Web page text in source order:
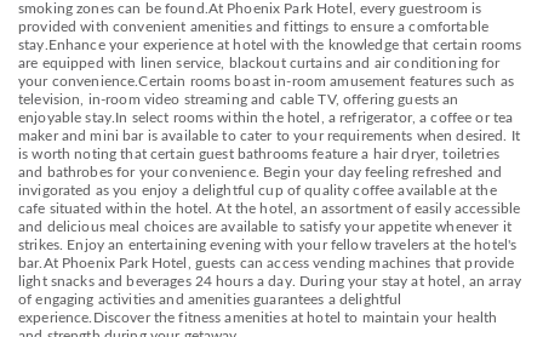
smoking zones can be found.At Phoenix Park Hotel, every guestroom is
provided with convenient amenities and fittings to ensure a comfortable
stay.Enhance your experience at hotel with the knowledge that certain rooms
are equipped with linen service, blackout curtains and air conditioning for
your convenience.Certain rooms boast in-room amusement features such as
television, in-room video streaming and cable TV, offering guests an
enjoyable stay.In select rooms within the hotel, a refrigerator, a coffee or tea
maker and mini bar is available to cater to your requirements when desired. It
is worth noting that certain guest bathrooms feature a hair dryer, toiletries
and bathrobes for your convenience. Begin your day feeling refreshed and
invigorated as you enjoy a delightful cup of quality coffee available at the
cafe situated within the hotel. At the hotel, an assortment of easily accessible
and delicious meal choices are available to satisfy your appetite whenever it
strikes. Enjoy an entertaining evening with your fellow travelers at the hotel's
bar.At Phoenix Park Hotel, guests can access vending machines that provide
light snacks and beverages 24 hours a day. During your stay at hotel, an array
of engaging activities and amenities guarantees a delightful
experience.Discover the fitness amenities at hotel to maintain your health